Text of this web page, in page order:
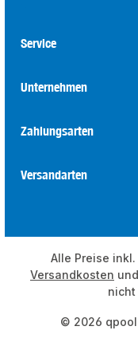
Service
Unternehmen
Zahlungsarten
Versandarten
© 2026
Alle Preise
Versandkosten
nicht